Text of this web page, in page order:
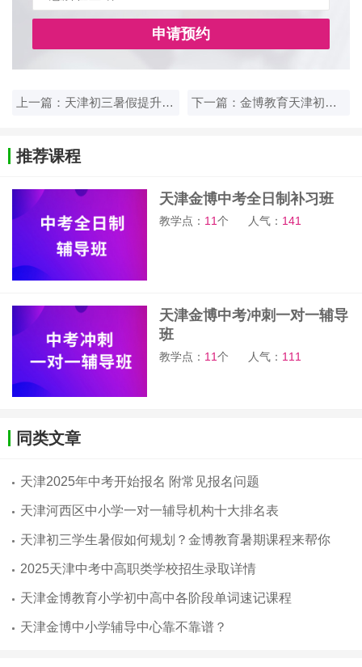
申请预约
上一篇：天津初三暑假提升课程推荐，金博教育暑期班有哪些优势 下一篇：金博教育天津初三暑假班招生中，助力升学备考有妙招
推荐课程
天津金博中考全日制补习班
教学点： 11个 人气： 141
天津金博中考冲刺一对一辅导
班
教学点： 11个 人气： 111
同类文章
天津2025年中考开始报名 附常见报名问题
天津河西区中小学一对一辅导机构十大排名表
天津初三学生暑假如何规划？金博教育暑期课程来帮你
2025天津中考中高职类学校招生录取详情
天津金博教育小学初中高中各阶段单词速记课程
天津金博中小学辅导中心靠不靠谱？